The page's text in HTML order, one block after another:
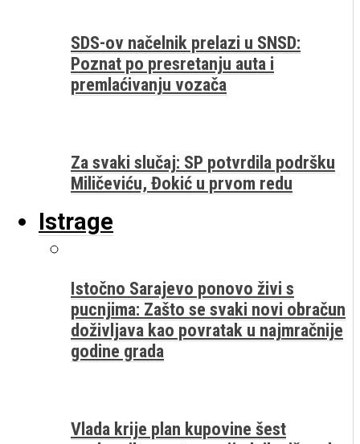
SDS-ov načelnik prelazi u SNSD:
Poznat po presretanju auta i
premlaćivanju vozača
Za svaki slučaj: SP potvrdila podršku
Miličeviću, Đokić u prvom redu
Istrage
Istočno Sarajevo ponovo živi s
pucnjima: Zašto se svaki novi obračun
doživljava kao povratak u najmračnije
godine grada
Vlada krije plan kupovine šest